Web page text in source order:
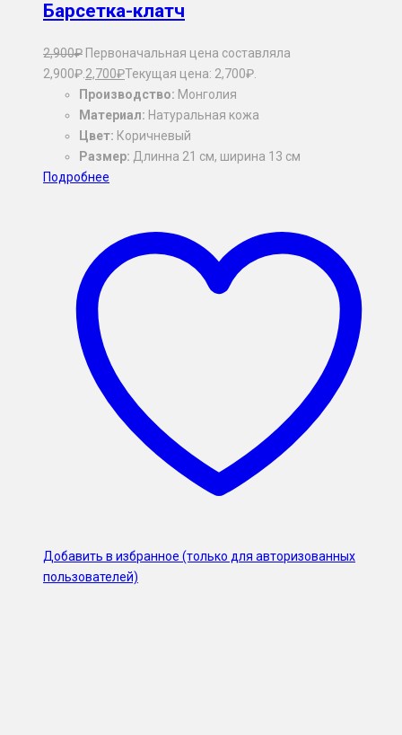
Барсетка-клатч
2,900₽ Первоначальная цена составляла
2,900₽. 2,700₽Текущая цена: 2,700₽.
Производство: Монголия
Материал: Натуральная кожа
Цвет: Коричневый
Размер: Длинна 21 см, ширина 13 см
Подробнее
Добавить в избранное (только для авторизованных
пользователей)